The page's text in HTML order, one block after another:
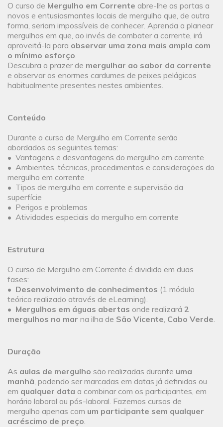
O curso de Mergulho em Corrente abre-lhe as portas a
novos e entusiasmantes locais de mergulho que, de outra
forma, seriam impossíveis de conhecer. Aprenda a planear
mergulhos em que, ao invés de combater a corrente, irá
aproveitá-la para observar uma zona mais ampla com
o mínimo esforço.
Descubra o prazer de mergulhar ao sabor da corrente
e observar os enormes cardumes de peixes pelágicos
habitualmente presentes nestes ambientes.
Conteúdo
Durante o curso de Mergulho em Corrente serão
abordados os seguintes temas:
• Vantagens e desvantagens do mergulho em corrente
• Ambientes, técnicas, procedimentos e considerações do
mergulho em corrente
• Tipos de mergulho em corrente e supervisão da
superfície
• Perigos e problemas
• Atividades especiais do mergulho em corrente
Estrutura
O curso de Mergulho em Corrente é dividido em duas
fases:
• Desenvolvimento de conhecimentos (1 módulo
teórico realizado através de eLearning).
• Mergulhos em águas abertas onde realizará 2
mergulhos no mar na ilha de São Vicente, Cabo Verde.
Duração
As aulas de mergulho são realizadas durante uma
manhã, podendo ser marcadas em datas já definidas ou
em qualquer data a combinar com os participantes, em
horário laboral ou pós-laboral. Fazemos cursos de
mergulho apenas com um participante sem qualquer
acréscimo de preço.